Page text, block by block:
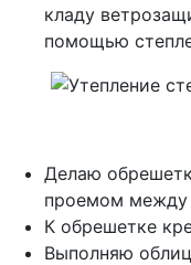
кладу
помощью
Делаю
проемом между
К обрешетке
Выполняю